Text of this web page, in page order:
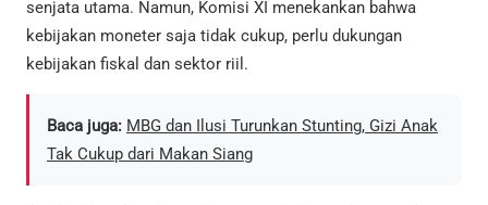
senjata utama. Namun, Komisi XI menekankan bahwa
kebijakan moneter saja tidak cukup, perlu dukungan
kebijakan fiskal dan sektor riil.
Baca juga: MBG dan Ilusi Turunkan Stunting, Gizi Anak
Tak Cukup dari Makan Siang